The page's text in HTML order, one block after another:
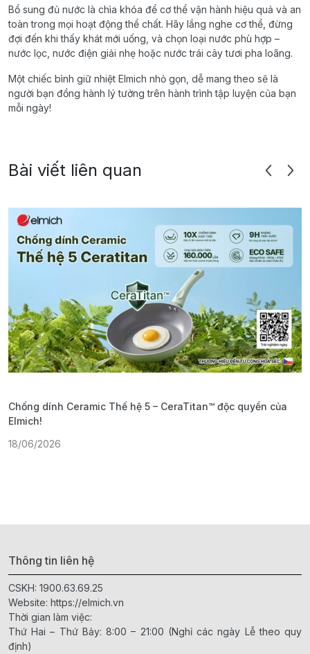
Bổ sung đủ nước là chìa khóa để cơ thể vận hành hiệu quả và an
toàn trong mọi hoạt động thể chất. Hãy lắng nghe cơ thể, đừng
đợi đến khi thấy khát mới uống, và chọn loại nước phù hợp –
nước lọc, nước điện giải nhẹ hoặc nước trái cây tươi pha loãng.
Một chiếc bình giữ nhiệt Elmich nhỏ gọn, dễ mang theo sẽ là
người bạn đồng hành lý tưởng trên hành trình tập luyện của bạn
mỗi ngày!
Bài viết liên quan
Chống dính Ceramic Thế hệ 5 – CeraTitan™ độc quyền của
Elmich!
18/06/2026
Thông tin liên hệ
CSKH: 1900.63.69.25
Website: https://elmich.vn
Thời gian làm việc:
Thứ Hai – Thứ Bảy: 8:00 – 21:00 (Nghỉ các ngày Lễ theo quy
định)